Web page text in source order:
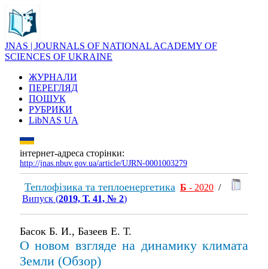
JNAS | JOURNALS OF NATIONAL ACADEMY OF
SCIENCES OF UKRAINE
ЖУРНАЛИ
ПЕРЕГЛЯД
ПОШУК
РУБРИКИ
LibNAS UA
інтернет-адреса сторінки:
http://jnas.nbuv.gov.ua/article/UJRN-0001003279
Теплофізика та теплоенергетика Б - 2020 /
Випуск (2019, Т. 41, № 2)
Басок Б. И., Базеев Е. Т.
О новом взгляде на динамику климата
Земли (Обзор)